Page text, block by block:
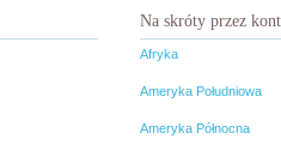
Na skróty przez
Afryka
Ameryka Południowa
Ameryka Północna